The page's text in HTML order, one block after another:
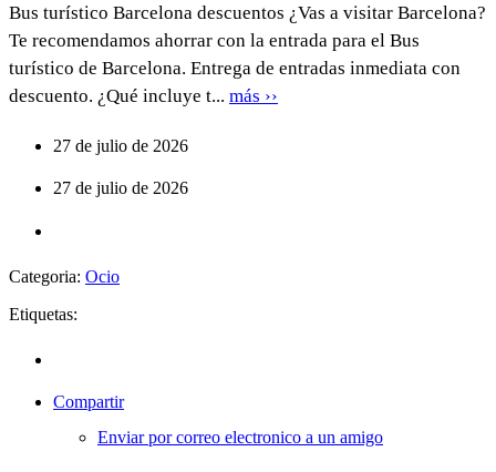
Bus turístico Barcelona descuentos ¿Vas a visitar Barcelona?
Te recomendamos ahorrar con la entrada para el Bus
turístico de Barcelona. Entrega de entradas inmediata con
descuento. ¿Qué incluye t... más ››
27 de julio de 2026
27 de julio de 2026
Categoria: Ocio
Etiquetas:
Compartir
Enviar por correo electronico a un amigo